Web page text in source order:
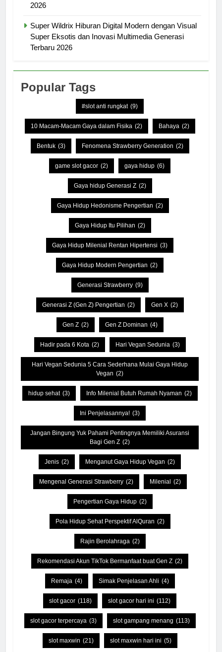
2026
Super Wildrix Hiburan Digital Modern dengan Visual
Super Eksotis dan Inovasi Multimedia Generasi
Terbaru 2026
Popular Tags
#slot anti rungkat (9)
10 Macam-Macam Gaya dalam Fisika (2) Bahaya (2)
Bentuk (3) Fenomena Strawberry Generation (2)
game slot gacor (2) gaya hidup (6)
Gaya hidup Generasi Z (2)
Gaya Hidup Hedonisme Pengertian (2)
Gaya Hidup Itu Pilihan (2)
Gaya Hidup Milenial Rentan Hipertensi (3)
Gaya Hidup Modern Pengertian (2)
Generasi Strawberry (9)
Generasi Z (Gen Z) Pengertian (2) Gen X (2)
Gen Z (2) Gen Z Dominan (4)
Hadir pada 6 Kota (2) Hari Vegan Sedunia (3)
Hari Vegan Sedunia 5 Cara Sederhana Mulai Gaya Hidup
Vegan (2)
hidup sehat (3) Info Milenial Butuh Rumah Nyaman (2)
Ini Penjelasannya! (3)
Jangan Bingung Yuk Pahami Pentingnya Memiliki Asuransi
Bagi Gen Z (2)
Jenis (2) Menganut Gaya Hidup Vegan (2)
Mengenal Generasi Strawberry (2) Milenial (2)
Pengertian Gaya Hidup (2)
Pola Hidup Sehat Perspektif AlQuran (2)
Rajin Berolahraga (2)
Rekomendasi Akun TikTok Bermanfaat buat Gen Z (2)
Remaja (4) Simak Penjelasan Ahli (4)
slot gacor (118) slot gacor hari ini (112)
slot gacor terpercaya (3) slot gampang menang (113)
slot maxwin (21) slot maxwin hari ini (5)